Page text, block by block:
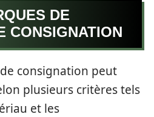
DE
CONSIGNATION
consignation peut
plusieurs critères tels
et les